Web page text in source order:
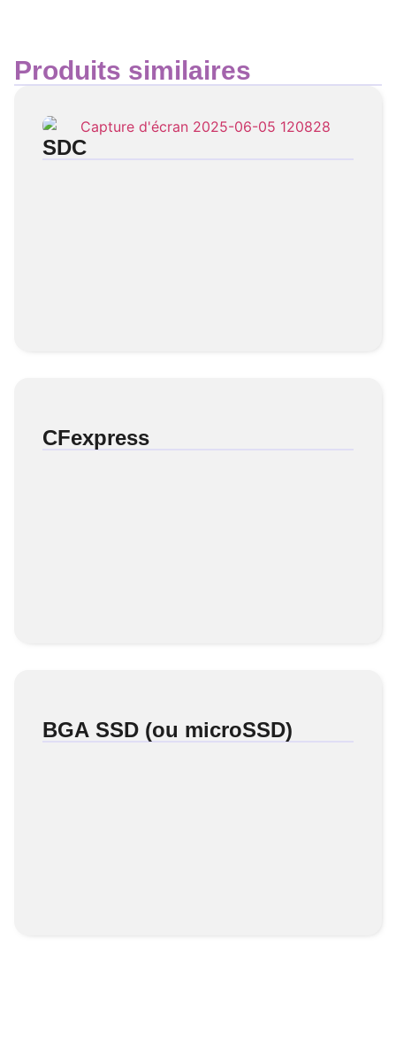
Produits similaires
SDC
CFexpress
BGA SSD (ou microSSD)